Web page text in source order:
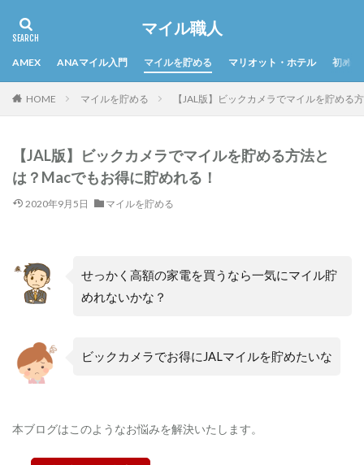
マイル職人
AMEX ANAマイル入門 マイルを貯める マリオット・ホテル 初めて
HOME マイルを貯める 【JAL版】ビックカメラでマイルを貯める
【JAL版】ビックカメラでマイルを貯める方法と
は？Macでもお得に貯めれる！
2020年9月5日 マイルを貯める
せっかく高額の家電を買うなら一気にマイル貯
めれないかな？
ビックカメラでお得にJALマイルを貯めたいな
本ブログはこのようなお悩みを解決いたします。